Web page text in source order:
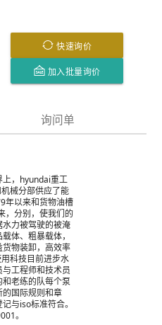
快速询价
加入批量询价
询问单
上，hyundai重工
械分部供应了能
年以来和货物油槽
，分别，使我们的
力被驾驶的被淹
体、粗暴载体，
物装卸，高效率
科技目前进步水
工程师和技术员
老练的队每个泵
国际规则和章
与iso标准符合。
。